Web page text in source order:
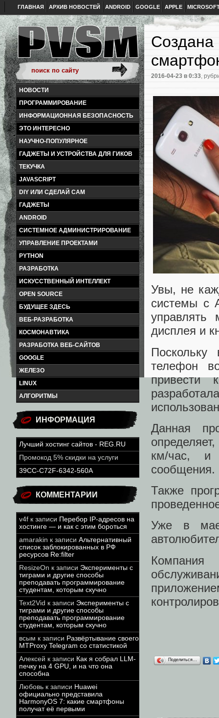
ГЛАВНАЯ АРХИВ НОВОСТЕЙ ANDROID GOOGLE APPLE
НОВОСТИ
ПРОГРАММИРОВАНИЕ
ИНФОРМАЦИОННАЯ БЕЗОПАСНОСТЬ
ЭТО ИНТЕРЕСНО
НАУЧНО-ПОПУЛЯРНОЕ
ГАДЖЕТЫ И УСТРОЙСТВА ДЛЯ ГИКОВ
ТЕКУЧКА
JAVASCRIPT
DIY ИЛИ СДЕЛАЙ САМ
ГАДЖЕТЫ
ANDROID
СИСТЕМНОЕ АДМИНИСТРИРОВАНИЕ
УПРАВЛЕНИЕ ПРОЕКТАМИ
PYTHON
РАЗРАБОТКА
ИСКУССТВЕННЫЙ ИНТЕЛЛЕКТ
OPEN SOURCE
БУДУЩЕЕ ЗДЕСЬ
ВЕБ-РАЗРАБОТКА
КОСМОНАВТИКА
РАЗРАБОТКА ВЕБ-САЙТОВ
GOOGLE
ЖЕЛЕЗО
LINUX
АЛГОРИТМЫ
ИНФОРМАЦИЯ
Лучший хостинг сайтов - REG.RU
Промокод 5% скидки на услуги
39CC-C72F-6342-560A
КОММЕНТАРИИ
v4f к записи Перебор IP-адресов на
хостинге — и как с этим бороться
amarakin к записи Альтернативный
список заблокированных в РФ
ресурсов Re:filter
ResizeOn к записи Эксперименты с
тиграми и другие способы
преподавать программирование
студентам, которым скучно
Text2Vid к записи Эксперименты с
тиграми и другие способы
преподавать программирование
студентам, которым скучно
всым к записи Развёртывание своего
MTProxy Telegram со статистикой
Алексей к записи Как я собрал LLM-
печку на 4 GPU, и на что она
способна
Любовь к записи Huawei
официально представила
HarmonyOS 7: какие смартфоны
получат её первыми
Создана
2016-04-23 в 0:33,
Увы, не
системы с
дисплея и
телефон
привести
Данная
км/час, и
сообщения.
Также
Уже в мае
Поделиться…